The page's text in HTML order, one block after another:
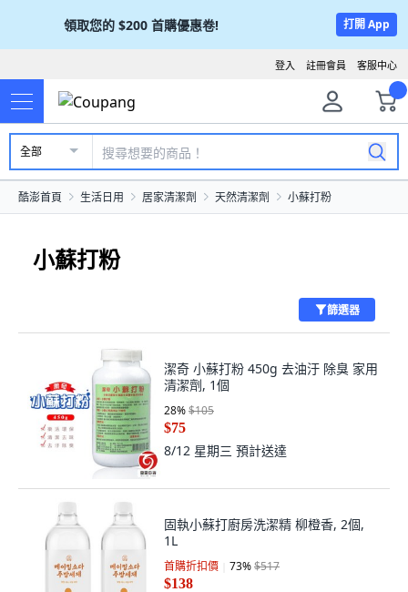
領取您的 $200 首購優惠卷! 打開 App
客服中心
註冊會員
登入
全部
酷澎首頁 生活日用 居家清潔劑 天然清潔劑 小蘇打粉
小蘇打粉
篩選器
潔奇 小蘇打粉 450g 去油汙 除臭 家用
清潔劑, 1個
28%$105
$75
8/12 星期三 預計送達
固執小蘇打廚房洗潔精 柳橙香, 2個,
1L
首購折扣價 73%$517
$138